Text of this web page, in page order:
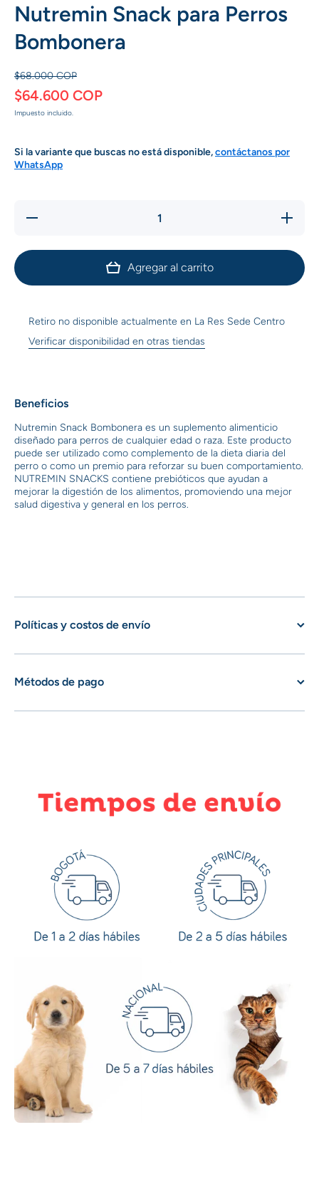
Nutremin Snack para Perros
Bombonera
$68.000 COP
$64.600 COP
Impuesto incluido.
Si la variante que buscas no está disponible,contáctanos por
WhatsApp
Reducir
Snack
Perros
Agregar al carrito
Retiro no disponible actualmente en La Res Sede Centro
Verificar disponibilidad en otras tiendas
Beneficios
Nutremin Snack Bombonera es un suplemento alimenticio
diseñado para perros de cualquier edad o raza. Este producto
puede ser utilizado como complemento de la dieta diaria del
perro o como un premio para reforzar su buen comportamiento.
NUTREMIN SNACKS contiene prebióticos que ayudan a
mejorar la digestión de los alimentos, promoviendo una mejor
salud digestiva y general en los perros.
Políticas y costos de envío
Métodos de pago